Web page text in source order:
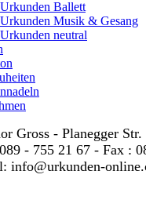
Ballett
Musik & Gesang
neutral
Gross - Planegger Str.
- 755 21 67 - Fax :
info@urkunden-